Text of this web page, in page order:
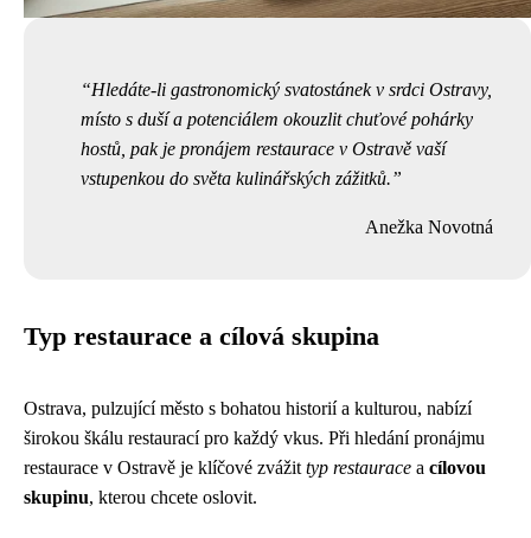
Hledáte-li gastronomický svatostánek v srdci Ostravy,
místo s duší a potenciálem okouzlit chuťové pohárky
hostů, pak je pronájem restaurace v Ostravě vaší
vstupenkou do světa kulinářských zážitků.
Anežka Novotná
Typ restaurace a cílová skupina
Ostrava, pulzující město s bohatou historií a kulturou, nabízí
širokou škálu restaurací pro každý vkus. Při hledání pronájmu
restaurace v Ostravě je klíčové zvážit typ restaurace a cílovou
skupinu, kterou chcete oslovit.